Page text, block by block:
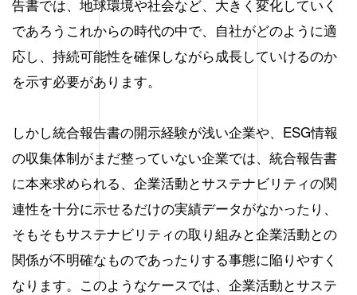
告書では、地球環境や社会など、大きく変化していく
であろうこれからの時代の中で、自社がどのように適
応し、持続可能性を確保しながら成長していけるのか
を示す必要があります。
しかし統合報告書の開示経験が浅い企業や、ESG情報
の収集体制がまだ整っていない企業では、統合報告書
に本来求められる、企業活動とサステナビリティの関
連性を十分に示せるだけの実績データがなかったり、
そもそもサステナビリティの取り組みと企業活動との
関係が不明確なものであったりする事態に陥りやすく
なります。このようなケースでは、企業活動とサステ